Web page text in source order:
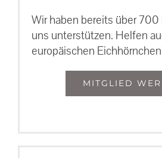
Wir haben bereits über
uns unterstützen. Helfen
europäischen
MITGLIED